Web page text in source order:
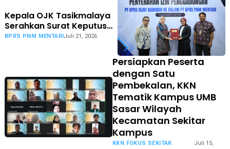
Kepala OJK Tasikmalaya
Serahkan Surat Keputusan
Dua BPRS Konsolidasi
BPRS PNM MENTARIJuli 21, 2026
Persiapkan Peserta
dengan Satu
Pembekalan, KKN
Tematik Kampus UMB
Sasar Wilayah
Kecamatan Sekitar
Kampus
KKN FOKUS SEKITAR
Juli 15,